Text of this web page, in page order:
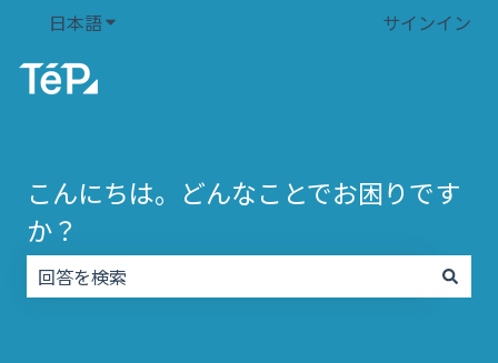
日本語翻訳のサブメニューを表示 サインイン
こんにちは。どんなことでお困りです
か？